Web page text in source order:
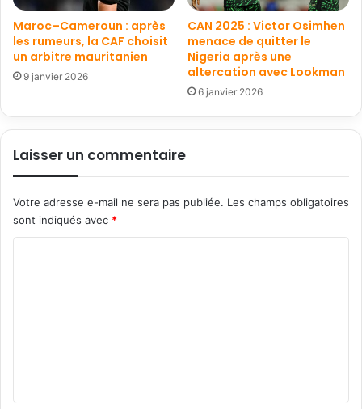
Maroc–Cameroun : après
les rumeurs, la CAF choisit
un arbitre mauritanien
9 janvier 2026
CAN 2025 : Victor Osimhen
menace de quitter le
Nigeria après une
altercation avec Lookman
6 janvier 2026
Laisser un commentaire
Votre adresse e-mail ne sera pas publiée. Les champs obligatoires
sont indiqués avec *